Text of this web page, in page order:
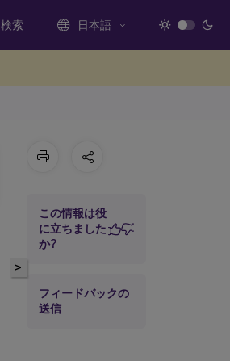
検索 日本語
>
この情報は役
に立ちました
か?
フィードバックの
送信